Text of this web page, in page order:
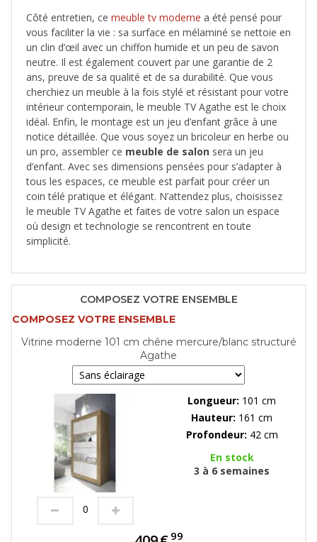
Côté entretien, ce meuble tv moderne a été pensé pour
vous faciliter la vie : sa surface en mélaminé se nettoie en
un clin d’œil avec un chiffon humide et un peu de savon
neutre. Il est également couvert par une garantie de 2
ans, preuve de sa qualité et de sa durabilité. Que vous
cherchiez un meuble à la fois stylé et résistant pour votre
intérieur contemporain, le meuble TV Agathe est le choix
idéal. Enfin, le montage est un jeu d’enfant grâce à une
notice détaillée. Que vous soyez un bricoleur en herbe ou
un pro, assembler ce meuble de salon sera un jeu
d’enfant. Avec ses dimensions pensées pour s’adapter à
tous les espaces, ce meuble est parfait pour créer un
coin télé pratique et élégant. N’attendez plus, choisissez
le meuble TV Agathe et faites de votre salon un espace
où design et technologie se rencontrent en toute
simplicité.
COMPOSEZ VOTRE ENSEMBLE
COMPOSEZ VOTRE ENSEMBLE
Vitrine moderne 101 cm chêne mercure/blanc structuré
Agathe
Longueur: 101 cm
Hauteur: 161 cm
Profondeur: 42 cm
En stock
3 à 6 semaines
99